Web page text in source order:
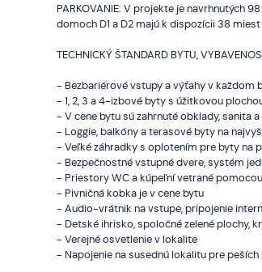
PARKOVANIE: V projekte je navrhnutých
domoch D1 a D2 majú k dispozícii 38
TECHNICKÝ ŠTANDARD BYTU,
- Bezbariérové vstupy a výťahy v každom
- 1, 2, 3 a 4-izbové byty s úžitkovou
- V cene bytu sú zahrnuté obklady, sanita
- Loggie, balkóny a terasové byty na
- Veľké záhradky s oplotením pre byty na
- Bezpečnostné vstupné dvere, systém
- Priestory WC a kúpeľní vetrané
- Pivničná kobka je v cene bytu
- Audio-vrátnik na vstupe, pripojenie
- Detské ihrisko, spoločné zelené plochy,
- Verejné osvetlenie v lokalite
- Napojenie na susednú lokalitu pre